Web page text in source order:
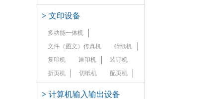
> 文印设备
多功能一体机
文件（图文）传真机
碎纸机
复印机
速印机
装订机
折页机
切纸机 配页机
> 计算机输入输出设备